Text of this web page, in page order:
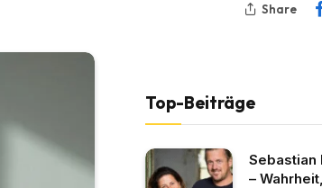
Share
Top-Beiträge
Sebastian
–